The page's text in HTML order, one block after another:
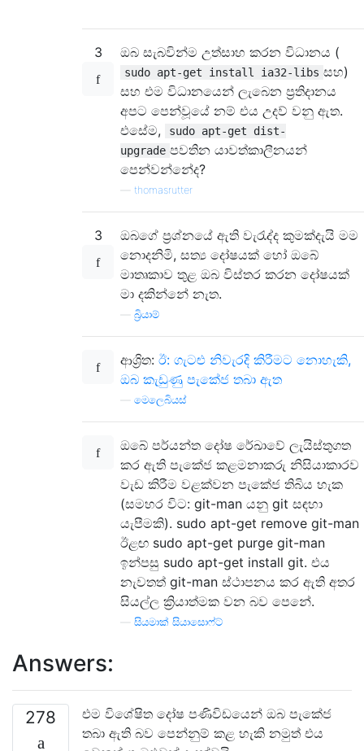
3 ඔබ සැබවින්ම උත්සාහ කරන විධානය (
sudo apt-get install ia32-libs සහ)
සහ එම විධානයෙන් ලැබෙන ප්‍රතිදානය
අපට පෙන්වූයේ නම් එය උදව් වනු ඇත.
එසේම,
sudo apt-get dist-
upgrade පවතින යාවත්කාලීනයන්
පෙන්වන්නේද?
thomasrutter
3
ඔබගේ ප්‍රශ්නයේ ඇති වැරැද්ද කුමක්දැයි මම
නොදනිමි, සත්‍ය දෝෂයක් හෝ ඔබේ
මාතෘකාව තුළ ඔබ විස්තර කරන දෝෂයක්
මා දකින්නේ නැත.
බ්‍රියාම්
ආශ්‍රිත: ඊ: ගැටළු නිවැරදි කිරීමට නොහැකි,
ඔබ කැඩුණු පැකේජ තබා ඇත
මෙලෙබියස්
ඔබේ පර්යන්ත දෝෂ රේඛාවේ ලැයිස්තුගත
කර ඇති පැකේජ කළමනාකරු නිසියාකාරව
වැඩ කිරීම වළක්වන පැකේජ තිබිය හැක
(සමහර විට: git-man යනු git සඳහා
යැපීමකි). sudo apt-get remove git-man
ඊළඟ sudo apt-get purge git-man
ඉන්පසු sudo apt-get install git. එය
නැවතත් git-man ස්ථාපනය කර ඇති අතර
සියල්ල ක්‍රියාත්මක වන බව පෙනේ.
සියමාක් සියාසොෆ්ට්
Answers:
278
එම විශේෂිත දෝෂ පණිවිඩයෙන් ඔබ පැකේජ
තබා ඇති බව පෙන්නුම් කළ හැකි නමුත් එය